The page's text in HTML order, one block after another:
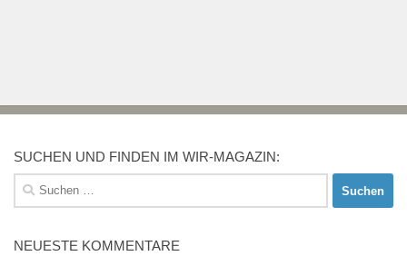
SUCHEN UND FINDEN IM WIR-MAGAZIN:
Suchen
nach:
NEUESTE KOMMENTARE